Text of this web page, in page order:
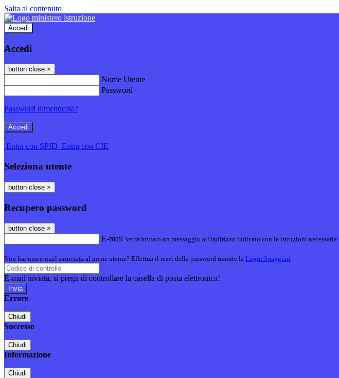
Salta al contenuto
Accedi
Accedi
button close ×
Nome Utente
Password
Password dimenticata?
-
Entra con SPID Entra con CIE
Seleziona utente
button close ×
Recupero password
button close ×
E-mail Verrà inviato un messaggio all'indirizzo indicato con le istruzioni necessarie.
Non hai una e-mail associata al nome utente? Effettua il reset della password tramite la Login Spaggiari
E-mail inviata, si prega di controllare la casella di posta elettronica!
Errore
Chiudi
Successo
Chiudi
Informazione
Chiudi